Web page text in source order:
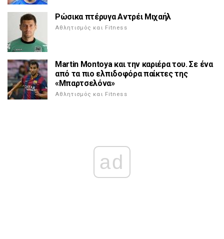
Ρώσικα πτέρυγα Αντρέι Μιχαήλ
Αθλητισμός και Fitness
Martin Montoya και την καριέρα του. Σε ένα
από τα πιο ελπιδοφόρα παίκτες της
«Μπαρτσελόνα»
Αθλητισμός και Fitness
ad